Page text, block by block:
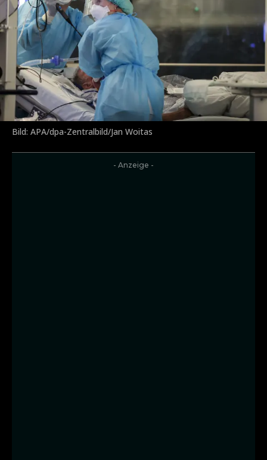
Bild: APA/dpa-Zentralbild/Jan Woitas
- Anzeige -